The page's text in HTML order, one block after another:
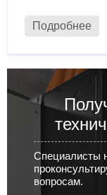
Подробнее
Специалисты
вопросам.